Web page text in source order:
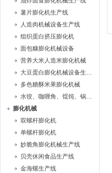
薯片膨化机生产线
人造肉机械设备生产线
组织蛋白挤压膨化机
面包糠膨化机械设备
营养大米人造米膨化机械
大豆蛋白膨化机械设备生产线
多色糖酥米果膨化机械
水饺、咖喱角、馄饨、锅贴机
膨化机械
双螺杆膨化机
单螺杆膨化机
妙脆角膨化机械生产线
贝壳休闲食品生产线
金海螺生产线